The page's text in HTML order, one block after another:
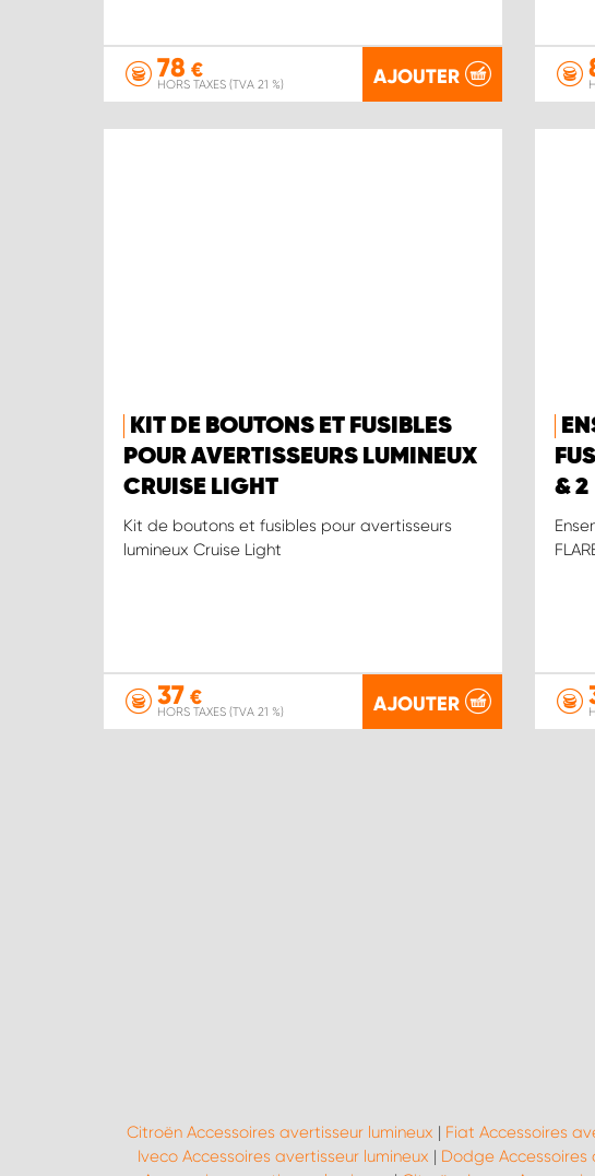
78 €
HORS TAXES (TVA 21 %) AJOUTER
KIT DE BOUTONS ET FUSIBLES
POUR AVERTISSEURS LUMINEUX
CRUISE LIGHT
Kit de boutons et fusibles pour avertisseurs
lumineux Cruise Light
37 €
HORS TAXES (TVA 21 %) AJOUTER
& 2
Citroën Accessoires avertisseur lumineux | Fiat Accessoires
Iveco Accessoires avertisseur lumineux | Dodge Accessoires